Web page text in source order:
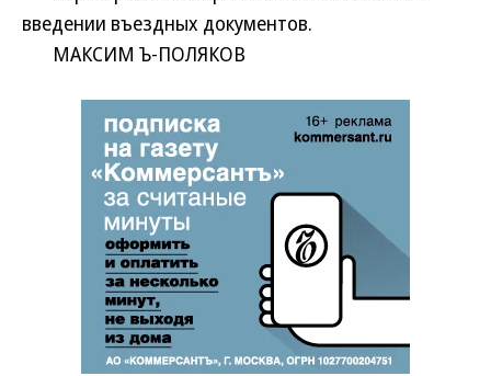
введении въездных документов.
МАКСИМ Ъ-ПОЛЯКОВ